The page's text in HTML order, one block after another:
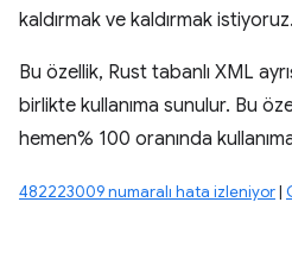
kaldırmak ve kaldırmak istiyoruz.
Bu özellik, Rust tabanlı XML
birlikte kullanıma sunulur. Bu
hemen% 100 oranında
482223009 numaralı hata izleniyor|